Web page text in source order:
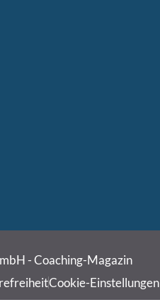
- Coaching-Magazin
Cookie-Einstellungen